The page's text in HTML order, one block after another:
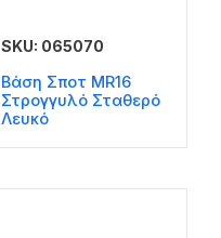
SKU: 065070
Βάση Σποτ MR16
Στρογγυλό Σταθερό
Λευκό